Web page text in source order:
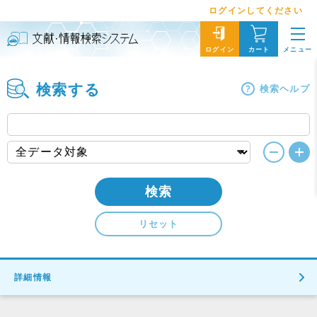
ログインしてください
ログイン カート メニュー
検索する 検索ヘルプ
検索
リセット
詳細情報